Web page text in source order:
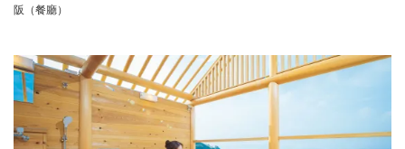
阪（餐廳）